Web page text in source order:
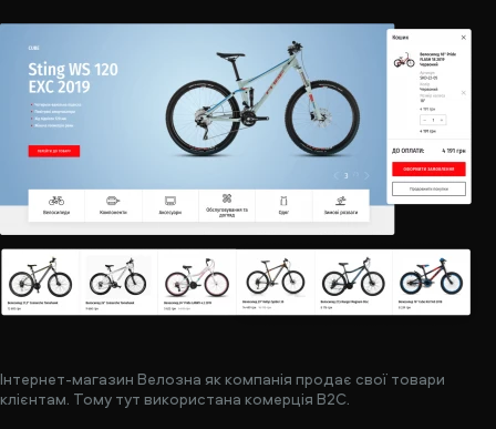
Інтернет-магазин Велозна як компанія продає свої товари
клієнтам. Тому тут використана комерція B2C.